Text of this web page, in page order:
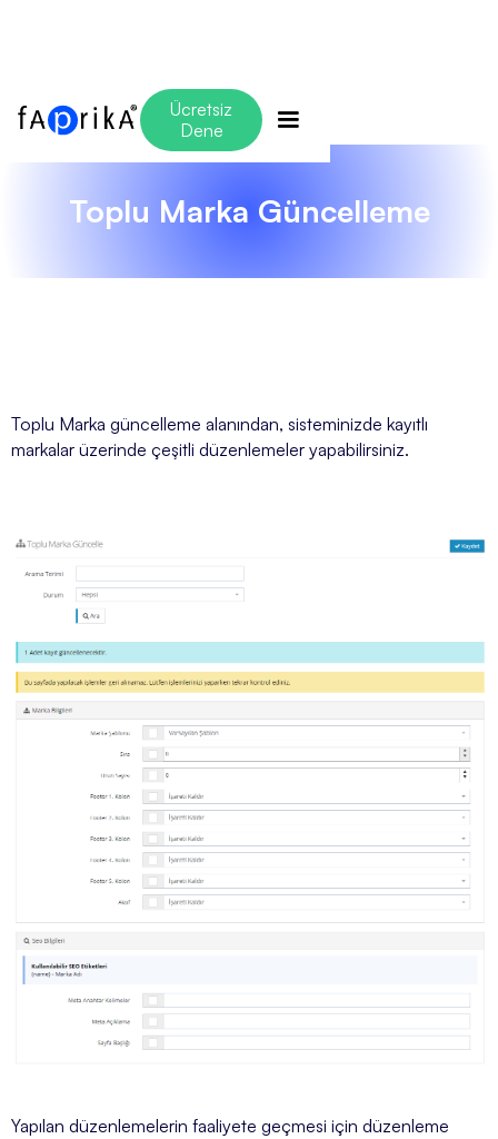
Ücretsiz
Dene
Toplu Marka Güncelleme
Toplu Marka güncelleme alanından, sisteminizde kayıtlı
markalar üzerinde çeşitli düzenlemeler yapabilirsiniz.
Yapılan düzenlemelerin faaliyete geçmesi için düzenleme